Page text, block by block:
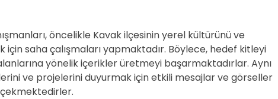
öncelikle Kavak ilçesinin yerel kültürünü ve
saha çalışmaları yapmaktadır. Böylece, hedef kitleyi
yönelik içerikler üretmeyi başarmaktadırlar. Aynı
ve projelerini duyurmak için etkili mesajlar ve görseller